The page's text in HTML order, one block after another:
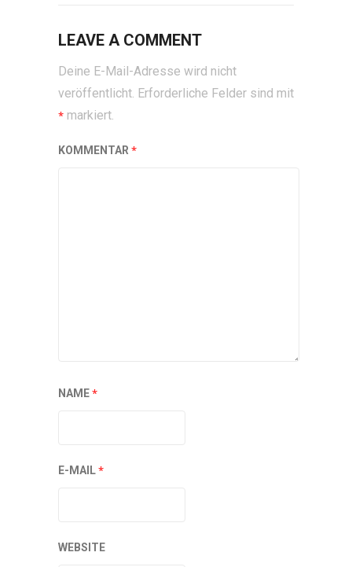
LEAVE A COMMENT
Deine E-Mail-Adresse wird nicht
veröffentlicht. Erforderliche Felder sind mit
* markiert.
KOMMENTAR *
NAME*
E-MAIL*
WEBSITE